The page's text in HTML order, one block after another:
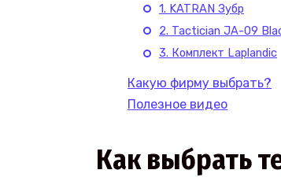
1. KATRAN Зубр
2. Tactician JA-09
3. Комплект Laplandic
Какую фирму выбрать?
Полезное видео
Как выбрать